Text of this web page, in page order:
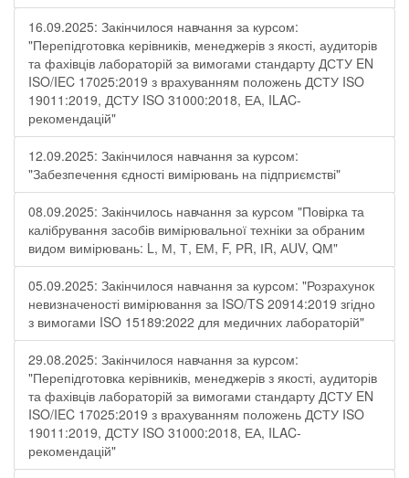
16.09.2025: Закінчилося навчання за курсом:
"Перепідготовка керівників, менеджерів з якості, аудиторів
та фахівців лабораторій за вимогами стандарту ДСТУ EN
ISO/IEC 17025:2019 з врахуванням положень ДСТУ ISO
19011:2019, ДСТУ ISO 31000:2018, ЕА, ILAC-
рекомендацій"
12.09.2025: Закінчилося навчання за курсом:
"Забезпечення єдності вимірювань на підприємстві"
08.09.2025: Закінчилось навчання за курсом "Повірка та
калібрування засобів вимірювальної техніки за обраним
видом вимірювань: L, М, Т, ЕМ, F, РR, ІR, АUV, QМ"
05.09.2025: Закінчилося навчання за курсом: "Розрахунок
невизначеності вимірювання за ISO/TS 20914:2019 згідно
з вимогами ISO 15189:2022 для медичних лабораторій"
29.08.2025: Закінчилося навчання за курсом:
"Перепідготовка керівників, менеджерів з якості, аудиторів
та фахівців лабораторій за вимогами стандарту ДСТУ EN
ISO/IEC 17025:2019 з врахуванням положень ДСТУ ISO
19011:2019, ДСТУ ISO 31000:2018, ЕА, ILAC-
рекомендацій"